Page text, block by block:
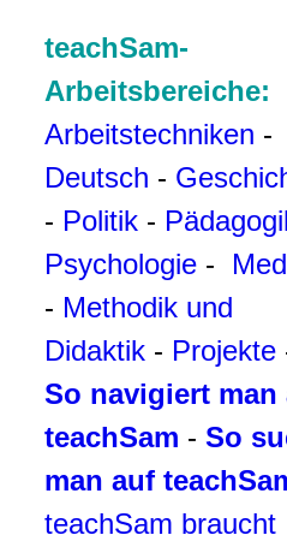
teachSam-
Arbeitsbereiche:
Arbeitstechniken -
Deutsch -
- Politik -
Psychologie -
- Methodik und
Didaktik - Projekte
So navigiert man
teachSam - So
man auf
teachSam braucht